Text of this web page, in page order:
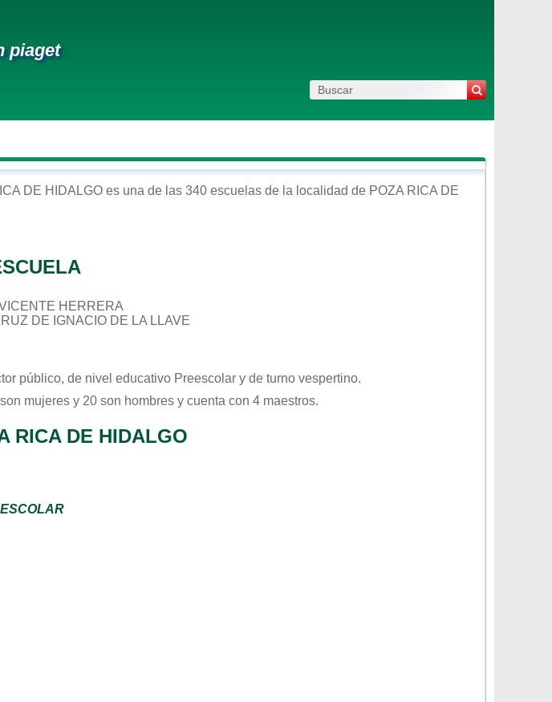
piaget
DE HIDALGO es una de las 340 escuelas de la localidad de POZA RICA DE
HERRERA
DE IGNACIO DE LA LLAVE
público, de nivel educativo Preescolar y de turno vespertino.
mujeres y 20 son hombres y cuenta con 4 maestros.
RICA DE HIDALGO